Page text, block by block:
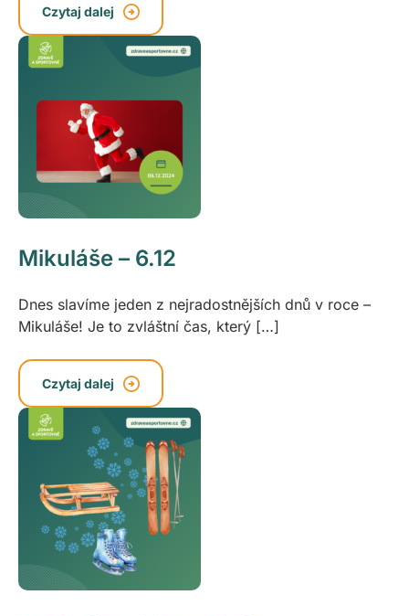
Czytaj dalej
Mikuláše – 6.12
Dnes slavíme jeden z nejradostnějších dnů v roce –
Mikuláše! Je to zvláštní čas, který […]
Czytaj dalej